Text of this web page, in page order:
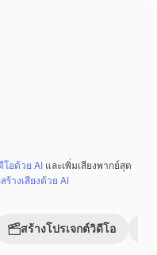
โอด้วย AI และเพิ่มเสียงพากย์สุด
ร้างเสียงด้วย AI
สร้างโปรเจกต์วิดีโอ